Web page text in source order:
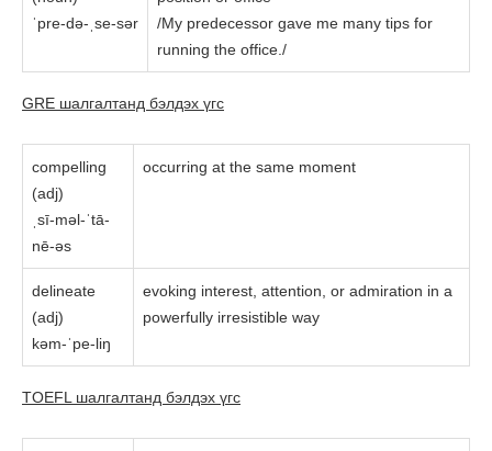
ˈpre-də-ˌse-sər
/My predecessor gave me many tips for
running the office./
GRE шалгалтанд бэлдэх үгc
compelling
(adj)
ˌsī-məl-ˈtā-
nē-əs
occurring at the same moment
delineate
(adj)
kəm-ˈpe-liŋ
evoking interest, attention, or admiration in a
powerfully irresistible way
TOEFL шалгалтанд бэлдэх үгc